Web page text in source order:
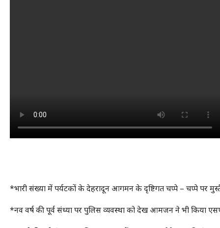
*भारी संख्या में पर्यटकों के देहरादून आगमन के दृष्टिगत चप्पे – चप्पे पर
*नव वर्ष की पूर्व संध्या पर पुलिस व्यवस्था को देख आमजन ने भी किया